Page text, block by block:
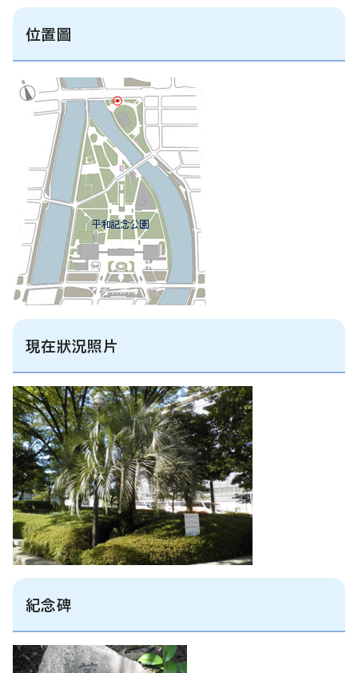
位置圖
現在狀況照片
紀念碑